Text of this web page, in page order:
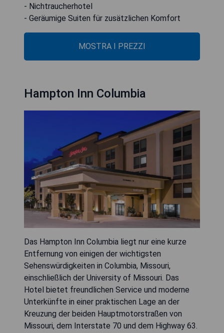
- Nichtraucherhotel
- Geräumige Suiten für zusätzlichen Komfort
MOSTRA I PREZZI
Hampton Inn Columbia
Das Hampton Inn Columbia liegt nur eine kurze
Entfernung von einigen der wichtigsten
Sehenswürdigkeiten in Columbia, Missouri,
einschließlich der University of Missouri. Das
Hotel bietet freundlichen Service und moderne
Unterkünfte in einer praktischen Lage an der
Kreuzung der beiden Hauptmotorstraßen von
Missouri, dem Interstate 70 und dem Highway 63.